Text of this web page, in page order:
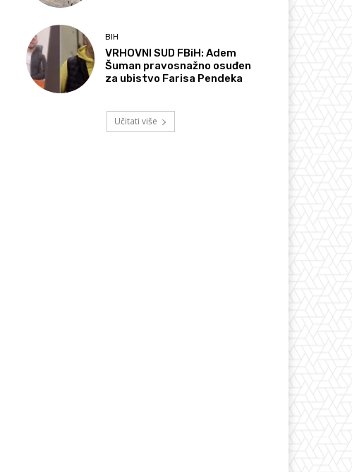
BIH
VRHOVNI SUD FBiH: Adem
Šuman pravosnažno osuđen
za ubistvo Farisa Pendeka
Učitati više